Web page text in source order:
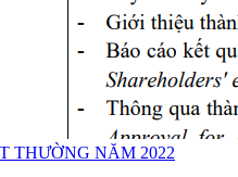
THƯỜNG NĂM 2022